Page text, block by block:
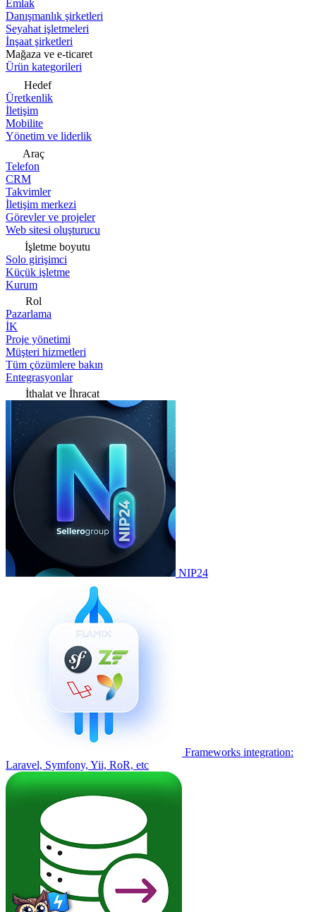
Emlak
Danışmanlık şirketleri
Seyahat işletmeleri
İnşaat şirketleri
Mağaza ve e-ticaret
Ürün kategorileri
Hedef
Üretkenlik
İletişim
Mobilite
Yönetim ve liderlik
Araç
Telefon
CRM
Takvimler
İletişim merkezi
Görevler ve projeler
Web sitesi oluşturucu
İşletme boyutu
Solo girişimci
Küçük işletme
Kurum
Rol
Pazarlama
İK
Proje yönetimi
Müşteri hizmetleri
Tüm çözümlere bakın
Entegrasyonlar
İthalat ve İhracat
NIP24
Frameworks integration:
Laravel, Symfony, Yii, RoR, etc